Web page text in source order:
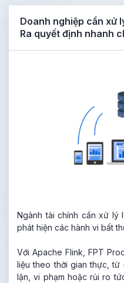
Doanh nghiệp cần xử
Ra quyết định nhanh
Ngành tài chính cần xử lý
phát hiện các hành vi bất
Với Apache Flink, FPT
liệu theo thời gian thực,
lận, vi phạm hoặc rủi ro